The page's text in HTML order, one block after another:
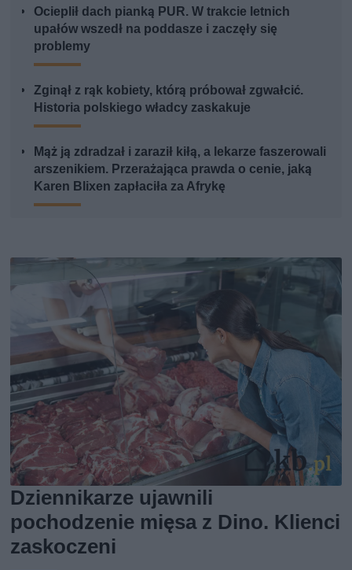
Ocieplił dach pianką PUR. W trakcie letnich
upałów wszedł na poddasze i zaczęły się
problemy
Zginął z rąk kobiety, którą próbował zgwałcić.
Historia polskiego władcy zaskakuje
Mąż ją zdradzał i zaraził kiłą, a lekarze faszerowali
arszenikiem. Przerażająca prawda o cenie, jaką
Karen Blixen zapłaciła za Afrykę
Dziennikarze ujawnili
pochodzenie mięsa z Dino. Klienci
zaskoczeni